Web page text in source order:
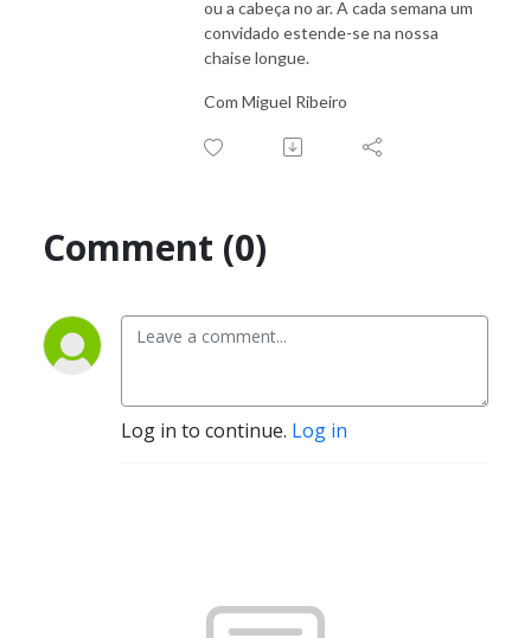
ou a cabeça no ar. A cada semana um
convidado estende-se na nossa
chaise longue.
Com Miguel Ribeiro
Comment (0)
Log in to continue. Log in